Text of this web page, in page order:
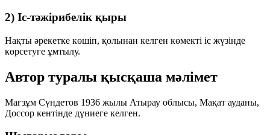
2) Іс-тәжірибелік қыры
Нақты әрекетке көшіп, қолынан келген көмекті іс жүзінде
көрсетуге ұмтылу.
Автор туралы қысқаша мәлімет
Мағзұм Сүндетов 1936 жылы Атырау облысы, Мақат ауданы,
Доссор кентінде дүниеге келген.